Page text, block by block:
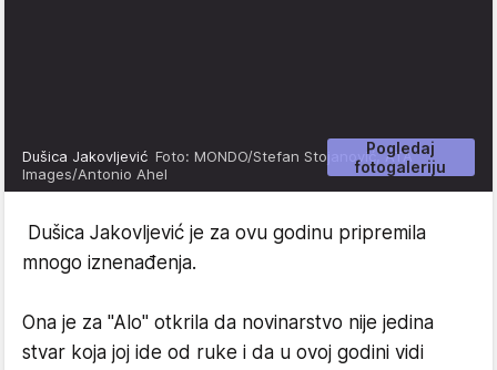
Pogledaj
fotogaleriju
Dušica Jakovljević Foto: MONDO/Stefan Stojanović, ATA
Images/Antonio Ahel
Dušica Jakovljević je za ovu godinu pripremila
mnogo iznenađenja.
Ona je za "Alo" otkrila da novinarstvo nije jedina
stvar koja joj ide od ruke i da u ovoj godini vidi